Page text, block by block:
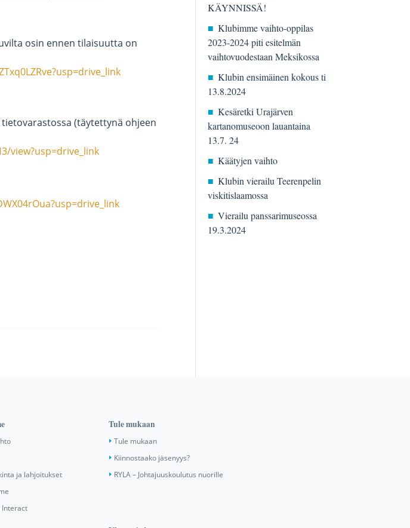
osin ennen tilaisuutta on
(täytettynä ohjeen
view?usp=drive_link
KÄYNNISSÄ!
Klubimme vaihto-oppilas
2023-2024 piti esitelmän
vaihtovuodestaan Meksikossa
Klubin ensimäinen kokous ti
13.8.2024
Kesäretki Urajärven
kartanomuseoon lauantaina
13.7. 24
Käätyjen vaihto
Klubin vierailu Teerenpelin
viskitislaamossa
Vierailu panssarimuseossa
19.3.2024
ja lahjoitukset
Interact
Tule mukaan
Tule mukaan
Kiinnostaako jäsenyys?
RYLA – Johtajuuskoulutus nuorille